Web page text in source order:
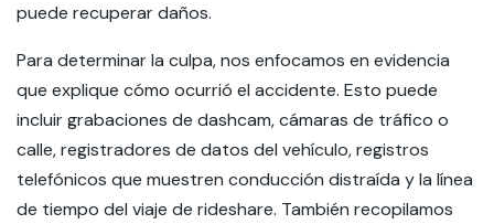
puede recuperar daños.
Para determinar la culpa, nos enfocamos en evidencia
que explique cómo ocurrió el accidente. Esto puede
incluir grabaciones de dashcam, cámaras de tráfico o
calle, registradores de datos del vehículo, registros
telefónicos que muestren conducción distraída y la línea
de tiempo del viaje de rideshare. También recopilamos